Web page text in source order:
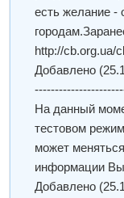
есть желание -
http://cb.org.ua/
Добавлено
На данный
тестовом
может
информации
Добавлено